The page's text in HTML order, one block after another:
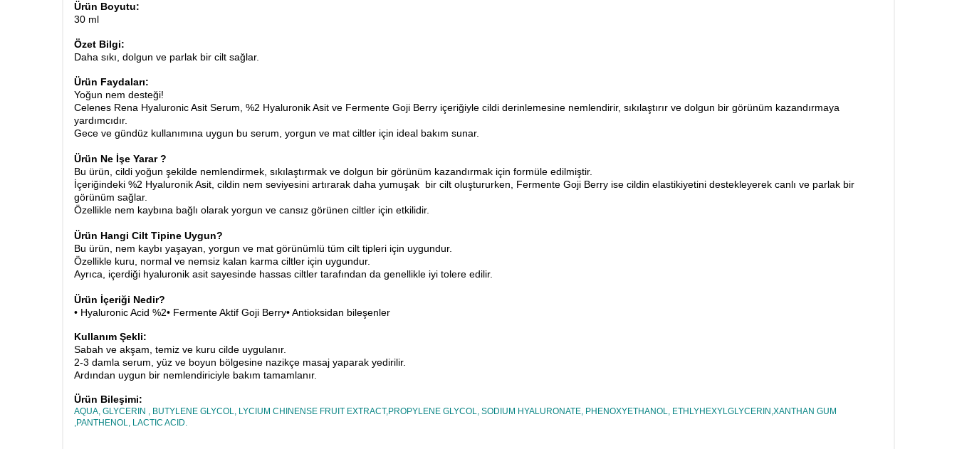
Ürün Boyutu:
30 ml
Özet Bilgi:
Daha sıkı, dolgun ve parlak bir cilt sağlar.
Ürün Faydaları:
Yoğun nem desteği!
Celenes Rena Hyaluronic Asit Serum, %2 Hyaluronik Asit ve Fermente Goji Berry içeriğiyle cildi derinlemesine nemlendirir, sıkılaştırır ve dolgun bir görünüm kazandırmaya
yardımcıdır.
Gece ve gündüz kullanımına uygun bu serum, yorgun ve mat ciltler için ideal bakım sunar.
Ürün Ne İşe Yarar ?
Bu ürün, cildi yoğun şekilde nemlendirmek, sıkılaştırmak ve dolgun bir görünüm kazandırmak için formüle edilmiştir.
İçeriğindeki %2 Hyaluronik Asit, cildin nem seviyesini artırarak daha yumuşak bir cilt oluştururken, Fermente Goji Berry ise cildin elastikiyetini destekleyerek canlı ve parlak bir
görünüm sağlar.
Özellikle nem kaybına bağlı olarak yorgun ve cansız görünen ciltler için etkilidir.
Ürün Hangi Cilt Tipine Uygun?
Bu ürün, nem kaybı yaşayan, yorgun ve mat görünümlü tüm cilt tipleri için uygundur.
Özellikle kuru, normal ve nemsiz kalan karma ciltler için uygundur.
Ayrıca, içerdiği hyaluronik asit sayesinde hassas ciltler tarafından da genellikle iyi tolere edilir.
Ürün İçeriği Nedir?
• Hyaluronic Acid %2• Fermente Aktif Goji Berry• Antioksidan bileşenler
Kullanım Şekli:
Sabah ve akşam, temiz ve kuru cilde uygulanır.
2-3 damla serum, yüz ve boyun bölgesine nazikçe masaj yaparak yedirilir.
Ardından uygun bir nemlendiriciyle bakım tamamlanır.
Ürün Bileşimi:
AQUA, GLYCERIN , BUTYLENE GLYCOL, LYCIUM CHINENSE FRUIT EXTRACT,PROPYLENE GLYCOL, SODIUM HYALURONATE, PHENOXYETHANOL, ETHLYHEXYLGLYCERIN,XANTHAN GUM
,PANTHENOL, LACTIC ACID.